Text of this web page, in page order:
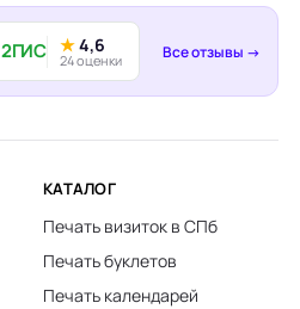
2ГИС ★4,6
24 оценки Все отзывы →
КАТАЛОГ
Печать визиток в СПб
Печать буклетов
Печать календарей